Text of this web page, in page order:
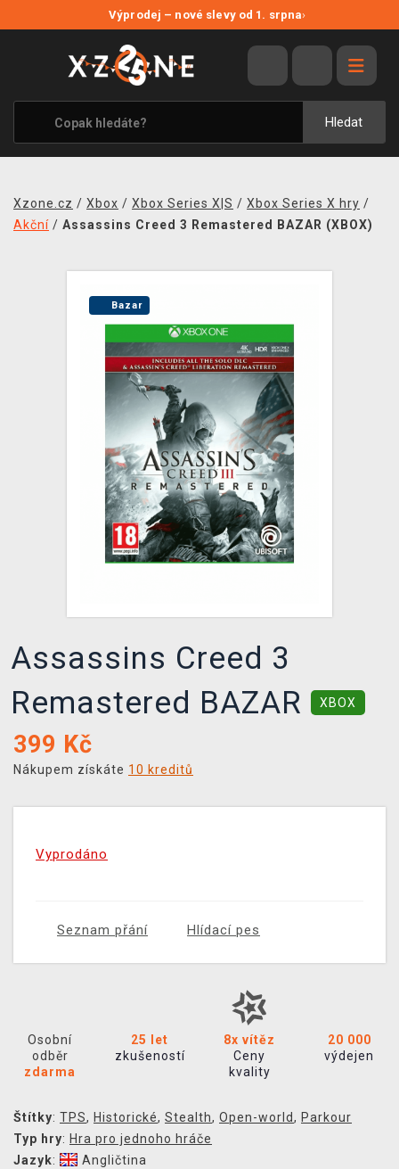
Výprodej – nové slevy od 1. srpna›
Hledat
VÝPRODEJ
VIDEOHRY
XZONE ORIGINALS
TÉMATIKY
MERCHANDISE
XZONE KLUB
TCG & BOARDGAME HUB
VÝKUP HER (BAZAR)
Xzone.cz / Xbox / Xbox Series X|S / Xbox Series X hry /
Akční / Assassins Creed 3 Remastered BAZAR (XBOX)
Bazar
Assassins Creed 3
Remastered BAZAR
XBOX
399 Kč
Nákupem získáte 10 kreditů
Vyprodáno
Seznam přání Hlídací pes
Osobní
odběr
zdarma
25 let
zkušeností
8x vítěz
Ceny
kvality
20 000
výdejen
Štítky: TPS, Historické, Stealth, Open-world, Parkour
Typ hry: Hra pro jednoho hráče
Jazyk:
Angličtina